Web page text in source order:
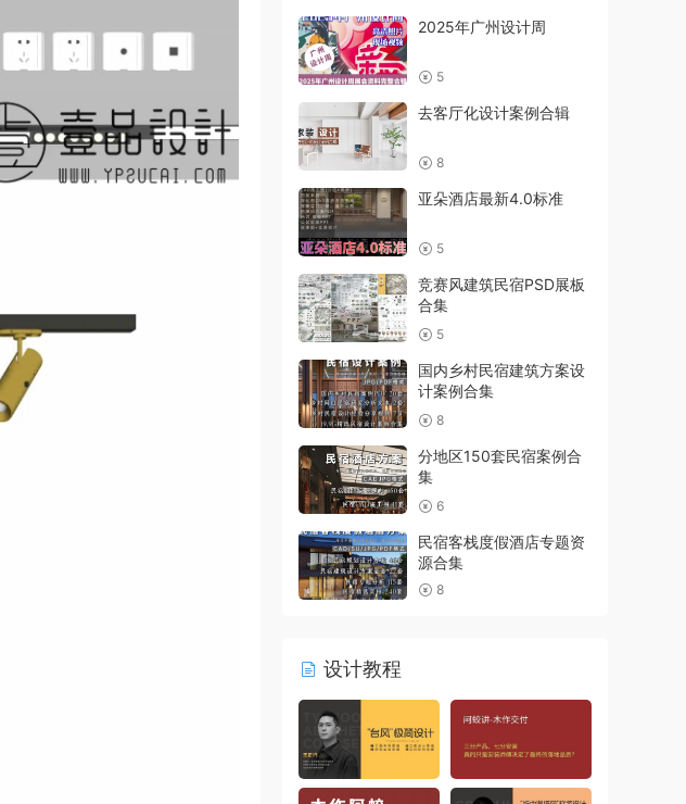
2025年广州设计周
5
去客厅化设计案例合辑
8
亚朵酒店最新4.0标准
5
竞赛风建筑民宿PSD展板
合集
5
国内乡村民宿建筑方案设
计案例合集
8
分地区150套民宿案例合
集
6
民宿客栈度假酒店专题资
源合集
8
设计教程